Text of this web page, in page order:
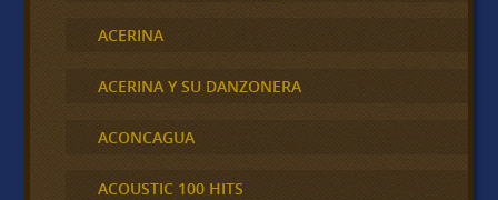
ACERINA
ACERINA Y SU DANZONERA
ACONCAGUA
ACOUSTIC 100 HITS